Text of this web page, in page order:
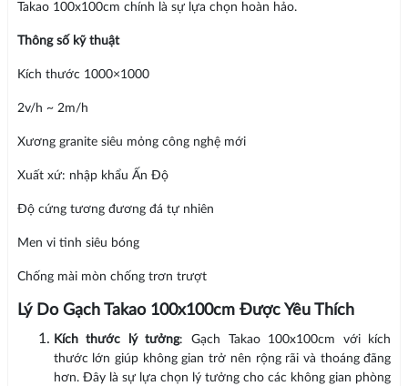
Takao 100x100cm chính là sự lựa chọn hoàn hảo.
Thông số kỹ thuật
Kích thước 1000×1000
2v/h ~ 2m/h
Xương granite siêu mỏng công nghệ mới
Xuất xứ: nhập khẩu Ấn Độ
Độ cứng tương đương đá tự nhiên
Men vi tinh siêu bóng
Chống mài mòn chống trơn trượt
Lý Do Gạch Takao 100x100cm Được Yêu Thích
Kích thước lý tưởng: Gạch Takao 100x100cm với kích
thước lớn giúp không gian trở nên rộng rãi và thoáng đãng
hơn. Đây là sự lựa chọn lý tưởng cho các không gian phòng